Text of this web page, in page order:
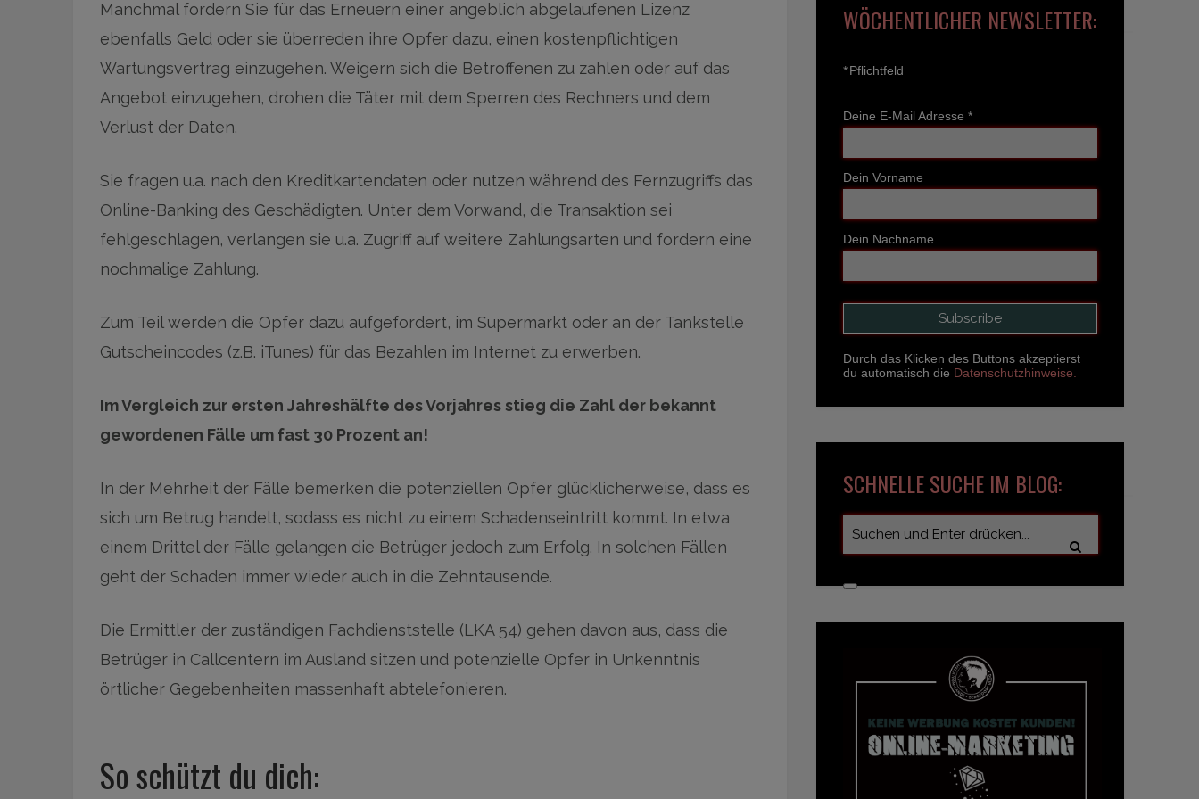
Manchmal fordern Sie für das Erneuern einer angeblich abgelaufenen Lizenz
ebenfalls Geld oder sie überreden ihre Opfer dazu, einen kostenpflichtigen
Wartungsvertrag einzugehen. Weigern sich die Betroffenen zu zahlen oder auf das
Angebot einzugehen, drohen die Täter mit dem Sperren des Rechners und dem
Verlust der Daten.
Sie fragen u.a. nach den Kreditkartendaten oder nutzen während des Fernzugriffs das
Online-Banking des Geschädigten. Unter dem Vorwand, die Transaktion sei
fehlgeschlagen, verlangen sie u.a. Zugriff auf weitere Zahlungsarten und fordern eine
nochmalige Zahlung.
Zum Teil werden die Opfer dazu aufgefordert, im Supermarkt oder an der Tankstelle
Gutscheincodes (z.B. iTunes) für das Bezahlen im Internet zu erwerben.
Im Vergleich zur ersten Jahreshälfte des Vorjahres stieg die Zahl der bekannt
gewordenen Fälle um fast 30 Prozent an!
In der Mehrheit der Fälle bemerken die potenziellen Opfer glücklicherweise, dass es
sich um Betrug handelt, sodass es nicht zu einem Schadenseintritt kommt. In etwa
einem Drittel der Fälle gelangen die Betrüger jedoch zum Erfolg. In solchen Fällen
geht der Schaden immer wieder auch in die Zehntausende.
Die Ermittler der zuständigen Fachdienststelle (LKA 54) gehen davon aus, dass die
Betrüger in Callcentern im Ausland sitzen und potenzielle Opfer in Unkenntnis
örtlicher Gegebenheiten massenhaft abtelefonieren.
So schützt du dich:
WÖCHENTLICHER NEWSLETTER:
*Pflichtfeld
Deine E-Mail Adresse *
Dein Vorname
Dein Nachname
Durch das Klicken des Buttons akzeptierst
du automatisch die Datenschutzhinweise.
SCHNELLE SUCHE IM BLOG: